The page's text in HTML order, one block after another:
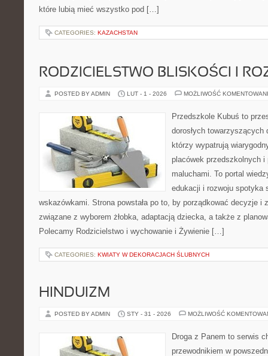
które lubią mieć wszystko pod […]
CATEGORIES: KAZACHSTAN
RODZICIELSTWO BLISKOŚCI I
POSTED BY ADMIN LUT - 1 - 2026 MOŻLIWOŚĆ
Przedszkole Kubuś to
dorosłych
którzy wypatrują
placówek przedszkolnych i
maluchami. To portal
edukacji i rozwoju spotyka
wskazówkami. Strona powstała po to, by porządkować decyzje i
związane z wyborem żłobka, adaptacją dziecka, a także z
Polecamy Rodzicielstwo i wychowanie i Żywienie […]
CATEGORIES: KWIATY W DEKORACJACH ŚLUBNYCH
HINDUIZM
POSTED BY ADMIN STY - 31 - 2026 MOŻLIWOŚĆ
Droga z Panem to serwis
przewodnikiem w